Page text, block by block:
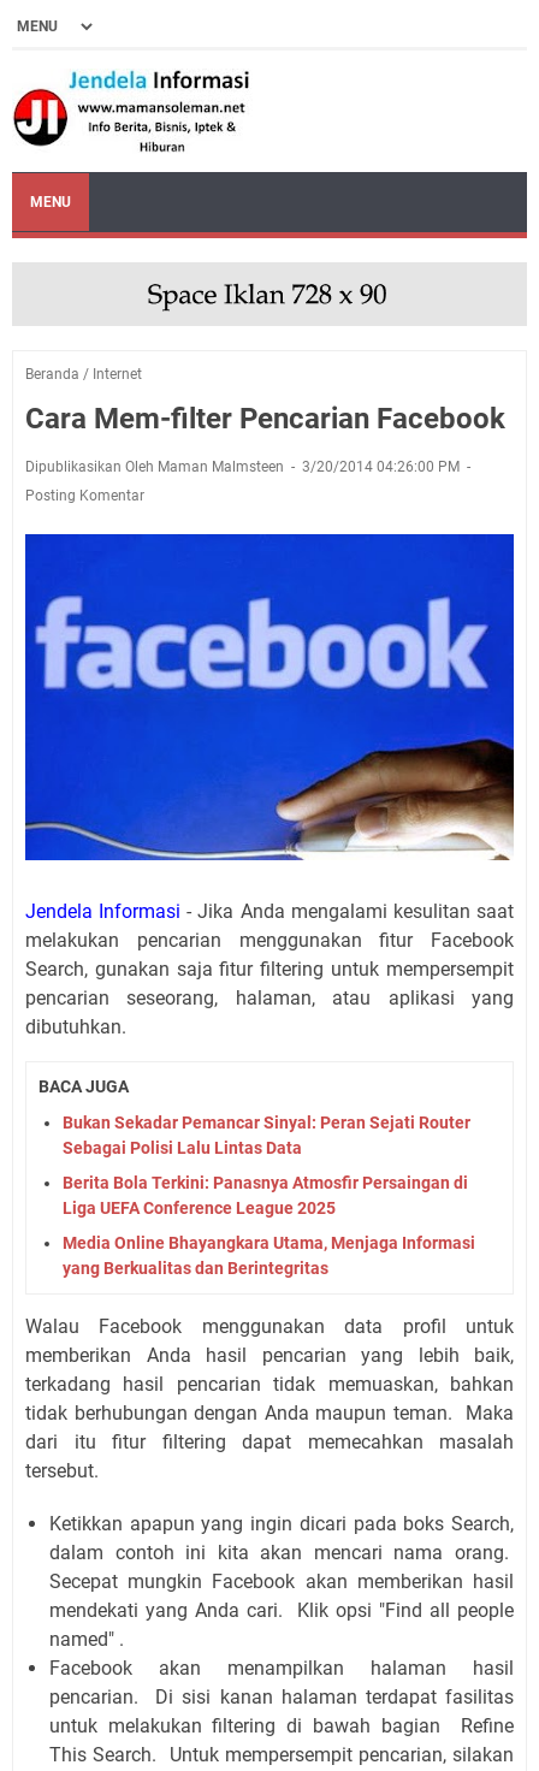
MENU
Beranda / Internet
Cara Mem-filter Pencarian Facebook
Dipublikasikan Oleh Maman Malmsteen
3/20/2014 04:26:00 PM
Posting Komentar
Jendela Informasi - Jika Anda mengalami kesulitan saat
melakukan pencarian menggunakan fitur Facebook
Search, gunakan saja fitur filtering untuk mempersempit
pencarian seseorang, halaman, atau aplikasi yang
dibutuhkan.
BACA JUGA
Bukan Sekadar Pemancar Sinyal: Peran Sejati Router
Sebagai Polisi Lalu Lintas Data
Berita Bola Terkini: Panasnya Atmosfir Persaingan di
Liga UEFA Conference League 2025
Media Online Bhayangkara Utama, Menjaga Informasi
yang Berkualitas dan Berintegritas
Walau Facebook menggunakan data profil untuk
memberikan Anda hasil pencarian yang lebih baik,
terkadang hasil pencarian tidak memuaskan, bahkan
tidak berhubungan dengan Anda maupun teman. Maka
dari itu fitur filtering dapat memecahkan masalah
tersebut.
Ketikkan apapun yang ingin dicari pada boks Search,
dalam contoh ini kita akan mencari nama orang.
Secepat mungkin Facebook akan memberikan hasil
mendekati yang Anda cari. Klik opsi "Find all people
named" .
Facebook akan menampilkan halaman hasil
pencarian. Di sisi kanan halaman terdapat fasilitas
untuk melakukan filtering di bawah bagian Refine
This Search. Untuk mempersempit pencarian, silakan